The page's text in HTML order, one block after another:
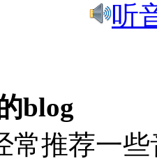
听
blog
常推荐一